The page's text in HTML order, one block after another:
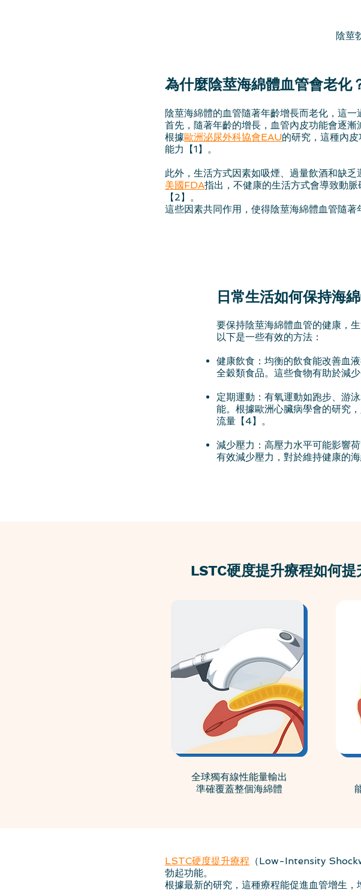
陰莖
為什麼陰莖海綿體血管會老化
陰莖海綿體的血管隨著年齡增長而老化，這一
首先，隨著年齡的增長，血管內皮功能會逐漸
根據歐洲泌尿外科協會EAU的研究，這種內
能力【1】。
此外，生活方式因素如吸煙、過量飲酒和缺乏
美國FDA指出，不健康的生活方式會導致動
【2】。
這些因素共同作用，使得陰莖海綿體血管隨著
要保持陰莖海綿體血管的健康，
以下是一些有效的方法：
健康飲食：均衡的飲食能改善血
全穀類食品。這些食物有助於減
定期運動：有氧運動如跑步、游
能。根據歐洲心臟病學會的研究
流量【4】。
減少壓力：高壓力水平可能影響
有效減少壓力，對於維持健康的
日常生活如何保持海
LSTC硬度提升療程如何
全球獨有線性能量輸出
準確覆蓋整個海綿體
LSTC硬度提升療程 （Low-Intensity
勃起功能。
根據最新的研究，這種療程能促進血管增生，